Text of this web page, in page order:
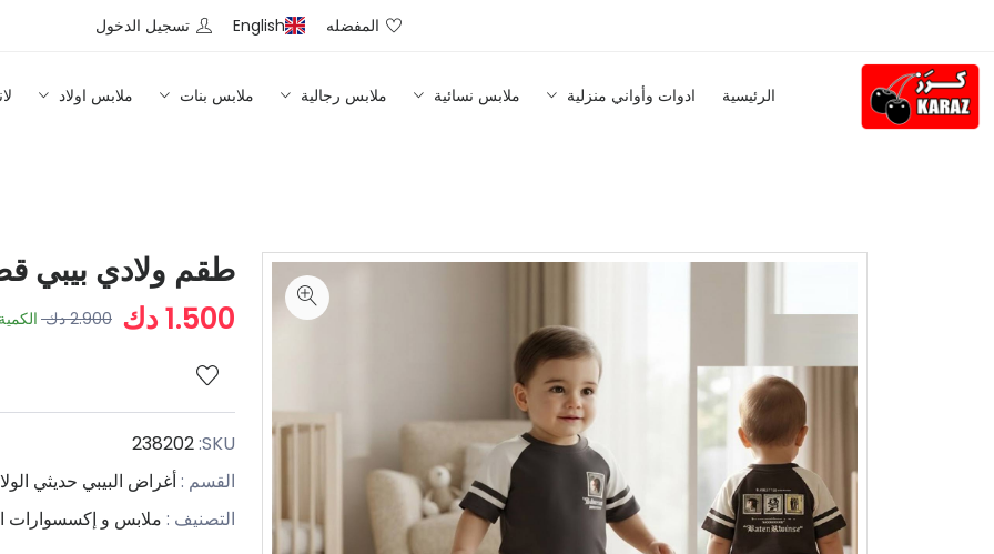
المفضله English تسجيل الدخول
الرئيسية ادوات وأواني منزلية ملابس نسائية ملابس رجالية ملابس بنات ملابس اولاد
طقم ولادي بيبي
1.500 دك 2.900 دك
SKU:
238202
القسم :أغراض البيبي حديثي
التصنيف : ملابس و إكسسوارات